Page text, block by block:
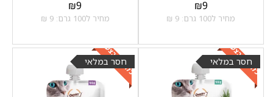
₪9
מחיר ל100 גרם: 9 ₪
₪9
מחיר ל100 גרם: 9 ₪
כלול במבצע
חסר במלאי כלול במבצע
חסר במלאי